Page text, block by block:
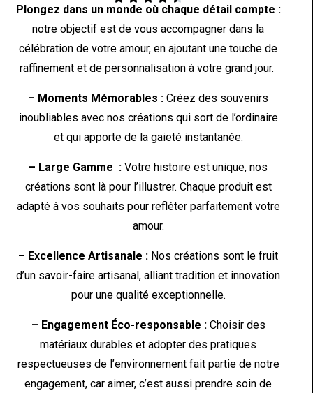
Plongez dans un monde où chaque détail compte :
notre objectif est de vous accompagner dans la
célébration de votre amour, en ajoutant une touche de
raffinement et de personnalisation à votre grand jour.
– Moments Mémorables : Créez des souvenirs
inoubliables avec nos créations qui sort de l’ordinaire
et qui apporte de la gaieté instantanée.
– Large Gamme : Votre histoire est unique, nos
créations sont là pour l’illustrer. Chaque produit est
adapté à vos souhaits pour refléter parfaitement votre
amour.
– Excellence Artisanale : Nos créations sont le fruit
d’un savoir-faire artisanal, alliant tradition et innovation
pour une qualité exceptionnelle.
– Engagement Éco-responsable :Choisir des
matériaux durables et adopter des pratiques
respectueuses de l’environnement fait partie de notre
engagement, car aimer, c’est aussi prendre soin de